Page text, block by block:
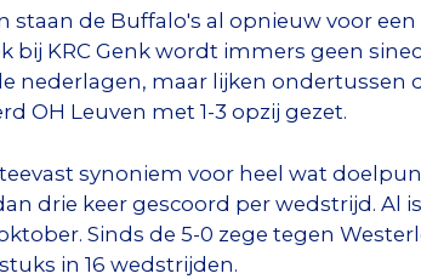
staan de Buffalo's al opnieuw voor
bij KRC Genk wordt immers geen
nederlagen, maar lijken ondertussen
OH Leuven met 1-3 opzij gezet.
synoniem voor heel wat
drie keer gescoord per wedstrijd. Al
Sinds de 5-0 zege tegen
in 16 wedstrijden.